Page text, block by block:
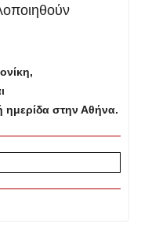
ημερίδα στην Αθήνα.